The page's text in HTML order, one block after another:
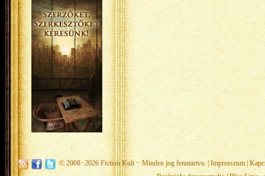
© 2008−2026 Fiction Kult− Minden jog fenntartva. | Impresszum